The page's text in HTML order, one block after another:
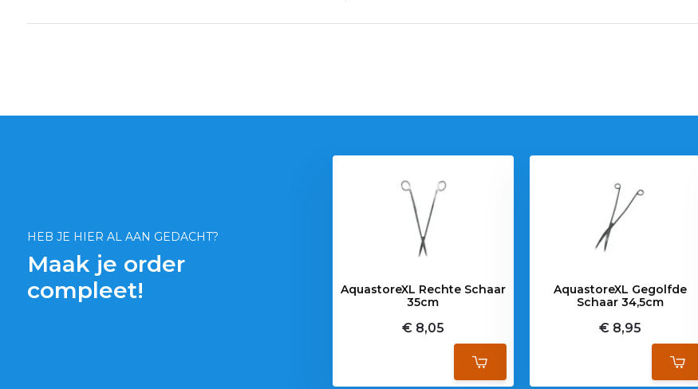
HEB JE HIER AL AAN GEDACHT?
Maak je order
compleet!
AquastoreXL Rechte Schaar
35cm
€ 8,05
AquastoreXL Gegolfde
Schaar 34,5cm
€ 8,95